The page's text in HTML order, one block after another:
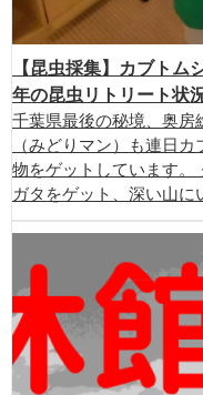
【昆虫採集】カブトム
年の昆虫リトリート状
千葉県最後の秘境、奥房
（みどりマン）も連日
物をゲットしています。
ガタをゲット、深い山に